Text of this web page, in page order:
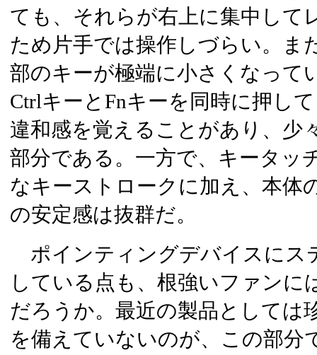
ても、それらが右上に集中して
ため片手では操作しづらい。ま
部のキーが極端に小さくなって
CtrlキーとFnキーを同時に押し
違和感を覚えることがあり、少
部分である。一方で、キータッ
なキーストロークに加え、本体
の安定感は抜群だ。
ポインティングデバイスにス
している点も、根強いファンに
だろうか。最近の製品としては
を備えていないのが、この部分